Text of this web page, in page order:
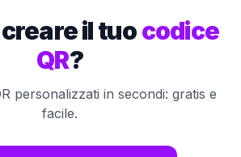
il tuocodice
QR?
personalizzati in secondi: gratis e
facile.